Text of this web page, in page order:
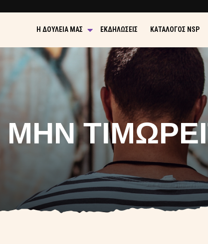
Η ΔΟΥΛΕΙΆ ΜΑΣ ΕΚΔΗΛΏΣΕΙΣ ΚΑΤΆΛΟΓΟΣ NSP